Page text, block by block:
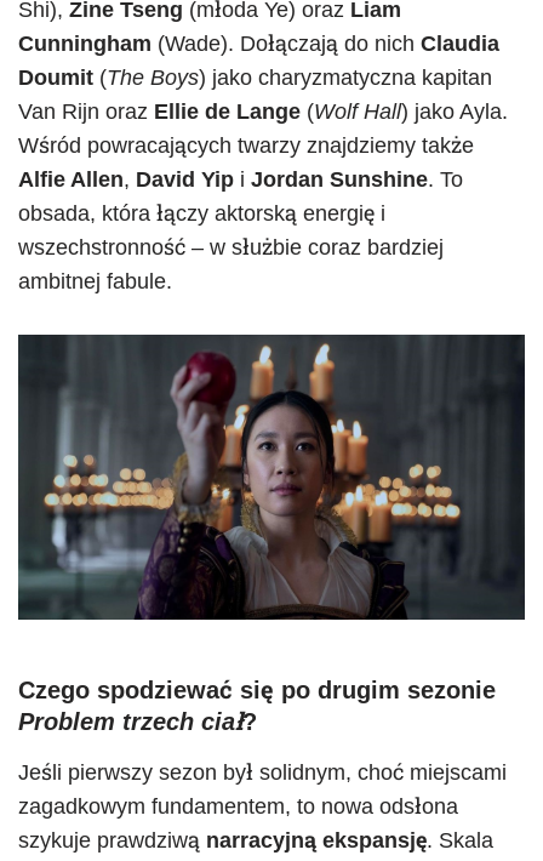
Shi), Zine Tseng (młoda Ye) oraz Liam
Cunningham (Wade). Dołączają do nich Claudia
Doumit (The Boys) jako charyzmatyczna kapitan
Van Rijn oraz Ellie de Lange (Wolf Hall) jako Ayla.
Wśród powracających twarzy znajdziemy także
Alfie Allen, David Yip i Jordan Sunshine. To
obsada, która łączy aktorską energię i
wszechstronność – w służbie coraz bardziej
ambitnej fabule.
Czego spodziewać się po drugim sezonie
Problem trzech ciał?
Jeśli pierwszy sezon był solidnym, choć miejscami
zagadkowym fundamentem, to nowa odsłona
szykuje prawdziwą narracyjną ekspansję. Skala